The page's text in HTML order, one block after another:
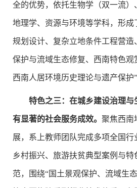
全的优势，依托生物学（双一流）
地理学、资源与环境等学科，形成
规划设计、复杂立地条件工程营造
保护与流域生态修复、西南特色观
西南人居环境历史理论与遗产保护
特色之三：在城乡建设治理与
有显著的社会服务成效。 聚焦西南
展，系上教师团队完成多项全国行
乡村振兴、旅游扶贫典型案例与特
范，围绕“国土景观保护、流域生